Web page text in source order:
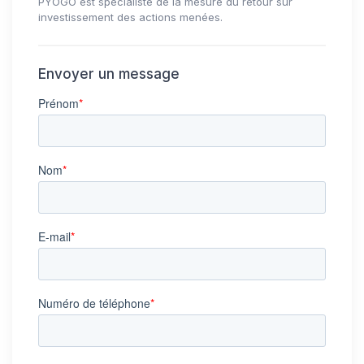
investissement des actions menées.
Envoyer un message